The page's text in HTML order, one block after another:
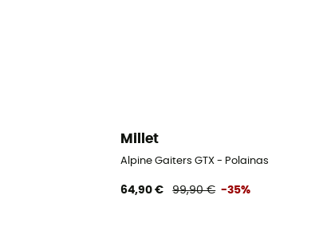
Millet
Alpine Gaiters GTX - Polainas
64,90 € 99,90 € -35%